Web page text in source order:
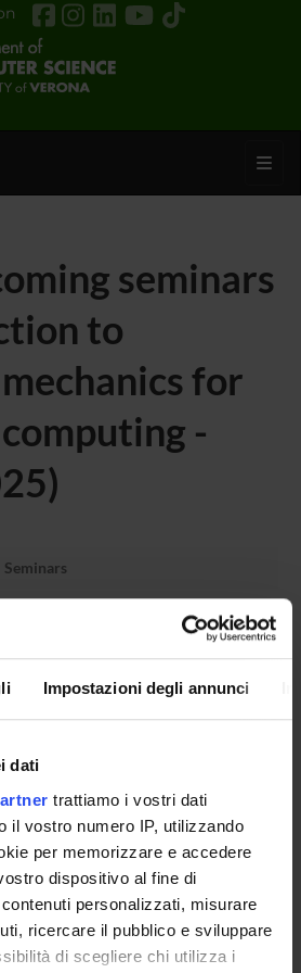
Impostazioni degli annunci
dati
trattiamo i vostri dati
il vostro numero IP, utilizzando
per memorizzare e accedere
dispositivo al fine di
personalizzati, misurare
ricercare il pubblico e sviluppare
di scegliere chi utilizza i
seminars
to
for
-
Seminars
relating to teaching Introduction
for quantum computing .
AND POSTGRADUATE